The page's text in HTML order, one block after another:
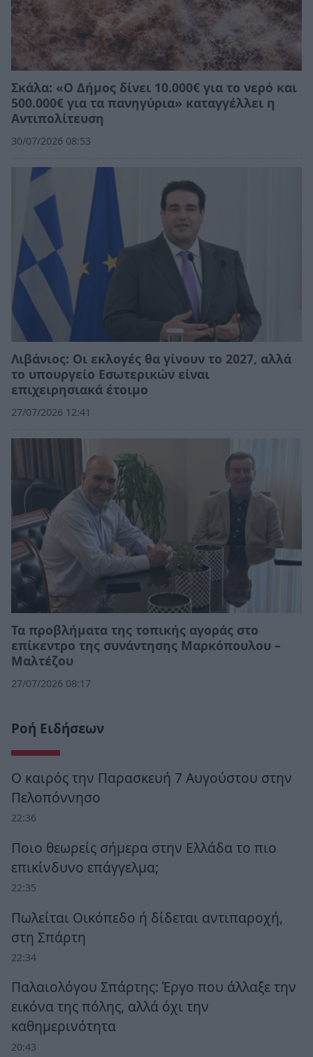
Σκάλα: «Ο Δήμος δίνει 10.000€ για το νερό και
500.000€ για τα πανηγύρια» καταγγέλλει η
Αντιπολίτευση
30/07/2026 08:53
Λιβάνιος: Οι εκλογές θα γίνουν το 2027, αλλά
το υπουργείο Εσωτερικών είναι
επιχειρησιακά έτοιμο
27/07/2026 12:41
Τα προβλήματα της τοπικής αγοράς στο
επίκεντρο της συνάντησης Μαρκόπουλου –
Μαλτέζου
27/07/2026 08:17
Ροή Ειδήσεων
Ο καιρός την Παρασκευή 7 Αυγούστου στην
Πελοπόννησο
22:36
Ποιο θεωρείς σήμερα στην Ελλάδα το πιο
επικίνδυνο επάγγελμα;
22:35
Πωλείται Οικόπεδο ή δίδεται αντιπαροχή,
στη Σπάρτη
22:34
Παλαιολόγου Σπάρτης: Έργο που άλλαξε την
εικόνα της πόλης, αλλά όχι την
καθημερινότητα
20:43